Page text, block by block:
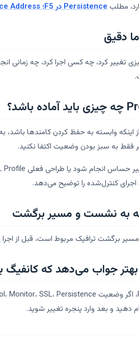
Persistence در F5؛ Source Address یا Cookie
تغییر کرد، چه کسی اجرا کرد، چه
فقط به سبز بودن وضعیت اکتفا نکنید.
کنترل‌شده را توضیح می‌دهد.
به نشست و مسیر برگشت
برگشت ترافیک مربوط است، قبل از اجرا
جواب می‌دهد که کانفیگ
دهید و بعد وارد پنجره تغییر شوید.